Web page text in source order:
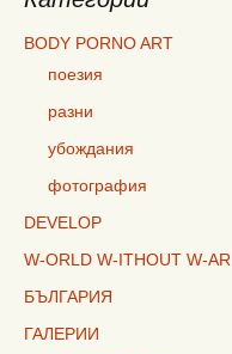
BODY PORNO ART
поезия
разни
убождания
фотография
DEVELOP
W-ORLD W-ITHOUT W-AR
БЪЛГАРИЯ
ГАЛЕРИИ